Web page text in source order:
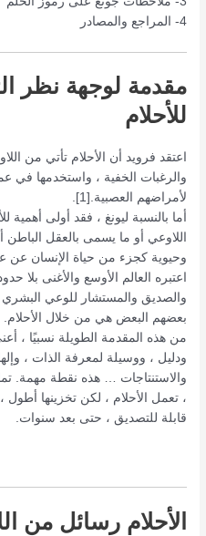
4- المراجع والمصادر
مقدمة لوجهة نظر
للأحلام
اعتقد فرويد أن الأحلام تأتي من
والرغبات الخفية ، واستخدمها في
لأمراضهم العصبية.[1].
أما بالنسبة ليونغ ، فقد أولى أهمية
اللاوعي أو ما يسمى بالعقل الباطن
وحيوية كجزء من حياة الإنسان عن
اعتبره العالم الأوسع والأغنى بلا
والصديق والمستشار للوعي البشري
بعضهم البعض هي من خلال الأحلام.
من هذه المقدمة الطويلة نسبيًا ،
ودليل ، ووسيلة لمعرفة الذات ،
والاستنتاجات … هذه نقطة مهمة.
، تعمل الأحلام ، لكن تخزينها أطول ،
قابلة للتصديق ، حتى بعد سنوات.
الأحلام رسائل من